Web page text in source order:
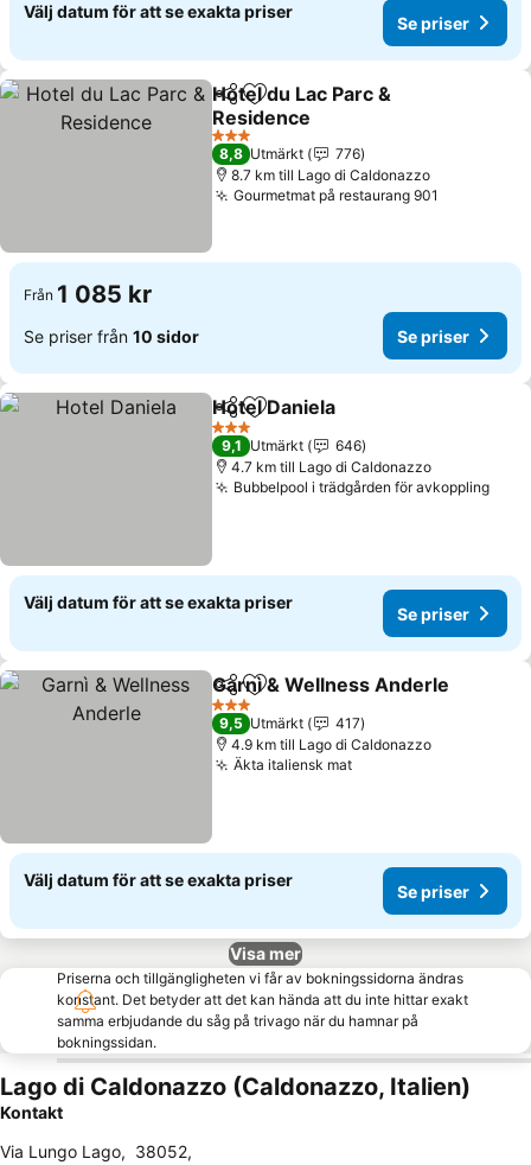
Välj datum för att se exakta priser
Se priser
Dela Lägg till i Mina Favoriter
Hotel du Lac Parc &
Residence
3 Stjärnor
8,8 Utmärkt
776
8.7 km till Lago di Caldonazzo
Gourmetmat på restaurang 901
Från 1 085 kr
Se priser från 10 sidor Se priser
Dela Lägg till i Mina Favoriter
Hotel Daniela
3 Stjärnor
9,1 Utmärkt
646
4.7 km till Lago di Caldonazzo
Bubbelpool i trädgården för avkoppling
Välj datum för att se exakta priser
Se priser
Dela Lägg till i Mina Favoriter
Garnì & Wellness Anderle
3 Stjärnor
9,5 Utmärkt
417
4.9 km till Lago di Caldonazzo
Äkta italiensk mat
Välj datum för att se exakta priser
Se priser
Visa mer
Priserna och tillgängligheten vi får av bokningssidorna ändras
konstant. Det betyder att det kan hända att du inte hittar exakt
samma erbjudande du såg på trivago när du hamnar på
bokningssidan.
Lago di Caldonazzo (Caldonazzo, Italien)
Kontakt
Via Lungo Lago, 38052,